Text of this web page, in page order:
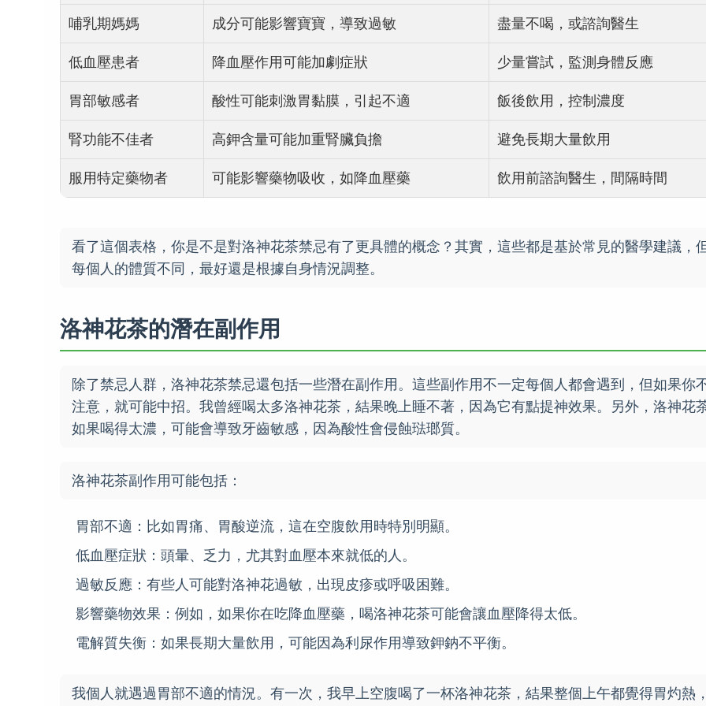
哺乳期媽媽 成分可能影響寶寶，導致過敏 盡量不喝，或諮詢醫生
低血壓患者 降血壓作用可能加劇症狀 少量嘗試，監測身體反應
胃部敏感者 酸性可能刺激胃黏膜，引起不適 飯後飲用，控制濃度
腎功能不佳者 高鉀含量可能加重腎臟負擔 避免長期大量飲用
服用特定藥物者 可能影響藥物吸收，如降血壓藥 飲用前諮詢醫生，間隔時間
看了這個表格，你是不是對洛神花茶禁忌有了更具體的概念？其實，這些都是基於常見的醫學建議，
每個人的體質不同，最好還是根據自身情況調整。
洛神花茶的潛在副作用
除了禁忌人群，洛神花茶禁忌還包括一些潛在副作用。這些副作用不一定每個人都會遇到，但如果你
注意，就可能中招。我曾經喝太多洛神花茶，結果晚上睡不著，因為它有點提神效果。另外，洛神花
如果喝得太濃，可能會導致牙齒敏感，因為酸性會侵蝕琺瑯質。
洛神花茶副作用可能包括：
胃部不適：比如胃痛、胃酸逆流，這在空腹飲用時特別明顯。
低血壓症狀：頭暈、乏力，尤其對血壓本來就低的人。
過敏反應：有些人可能對洛神花過敏，出現皮疹或呼吸困難。
影響藥物效果：例如，如果你在吃降血壓藥，喝洛神花茶可能會讓血壓降得太低。
電解質失衡：如果長期大量飲用，可能因為利尿作用導致鉀鈉不平衡。
我個人就遇過胃部不適的情況。有一次，我早上空腹喝了一杯洛神花茶，結果整個上午都覺得胃灼熱